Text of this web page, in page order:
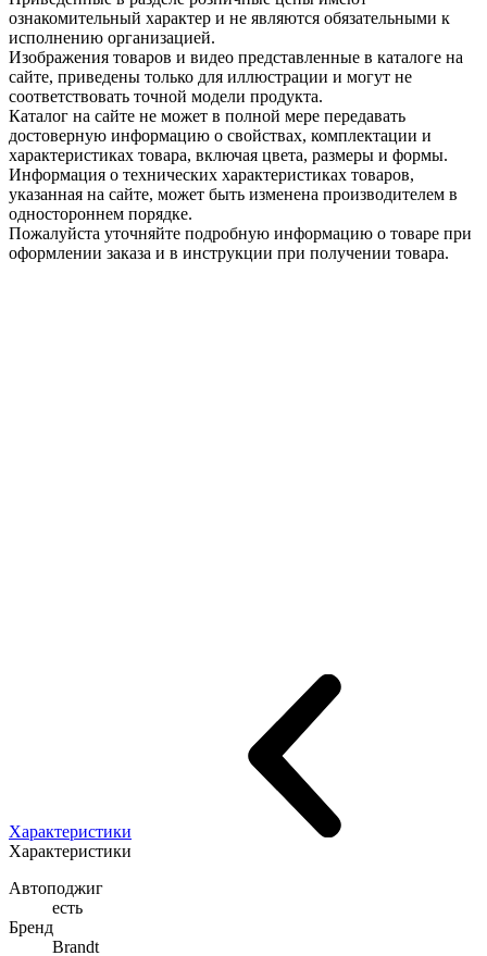
ознакомительный характер и не являются обязательными к
исполнению организацией.
Изображения товаров и видео представленные в каталоге на
сайте, приведены только для иллюстрации и могут не
соответствовать точной модели продукта.
Каталог на сайте не может в полной мере передавать
достоверную информацию о свойствах, комплектации и
характеристиках товара, включая цвета, размеры и формы.
Информация о технических характеристиках товаров,
указанная на сайте, может быть изменена производителем в
одностороннем порядке.
Пожалуйста уточняйте подробную информацию о товаре при
оформлении заказа и в инструкции при получении товара.
Характеристики
Характеристики
Автоподжиг
есть
Бренд
Brandt